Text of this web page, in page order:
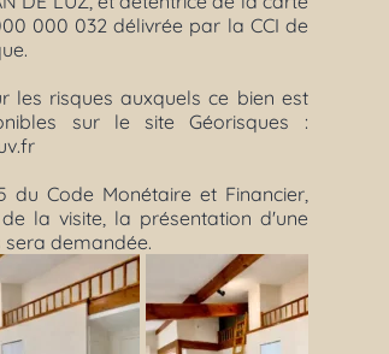
000 032 délivrée par la CCI de
les risques auxquels ce bien est
sur le site Géorisques :
du Code Monétaire et Financier,
la visite, la présentation d'une
sera demandée.